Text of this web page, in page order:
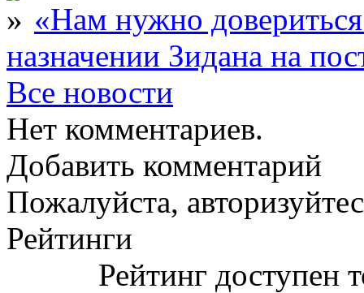
«Нам нужно
назначении Зидана на
Все новости
Нет комментариев.
Добавить комментарий
Пожалуйста,
Рейтинги
Рейтинг доступен